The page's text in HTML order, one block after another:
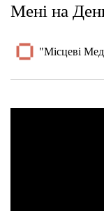
Новини
Інтерв’ю
Мені на
"Місцеві